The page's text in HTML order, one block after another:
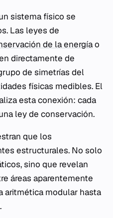
sistema físico se
Las leyes de
de la energíao
directamente de
de simetrías del
físicas medibles. El
esta conexión: cada
ley de conservación.
que los
estructurales. No solo
sino que revelan
áreas aparentemente
aritmética modular hasta